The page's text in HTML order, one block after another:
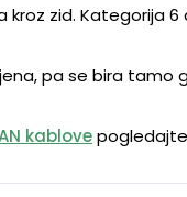
kroz zid. Kategorija
pa se bira tamo
kablove